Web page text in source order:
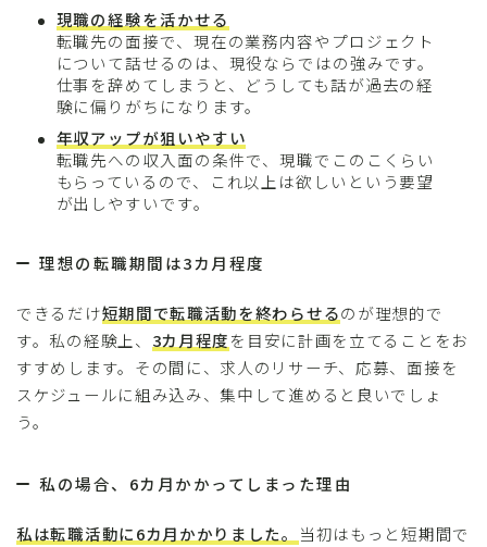
現職の経験を活かせる
転職先の面接で、現在の業務内容やプロジェクト
について話せるのは、現役ならではの強みです。
仕事を辞めてしまうと、どうしても話が過去の経
験に偏りがちになります。
年収アップが狙いやすい
転職先への収入面の条件で、現職でこのこくらい
もらっているので、これ以上は欲しいという要望
が出しやすいです。
理想の転職期間は3カ月程度
できるだけ短期間で転職活動を終わらせるのが理想的で
す。私の経験上、 3カ月程度を目安に計画を立てることをお
すすめします。その間に、求人のリサーチ、応募、面接を
スケジュールに組み込み、集中して進めると良いでしょ
う。
私の場合、6カ月かかってしまった理由
私は転職活動に6カ月かかりました。 当初はもっと短期間で